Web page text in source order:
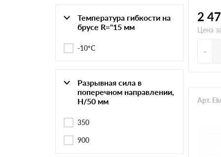
Температура гибкости на
брусе R="15 мм
-10°С
Разрывная сила в
поперечном направлении,
Н/50 мм
350
900
2
Цена
-
Арт.